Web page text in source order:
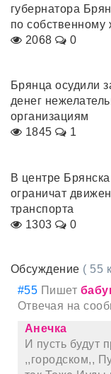
губернатора
по
2068
0
Брянца осудили
денег
организациям
1845
1
В центре
ограничат
транспорта
1303
0
Обсуждение ( 55
#55 Пишет
Отвечая на
Анечка
И пусть будут
,,городском,,